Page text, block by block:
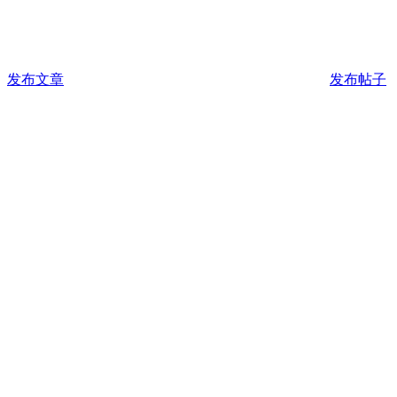
发布文章 发布帖子